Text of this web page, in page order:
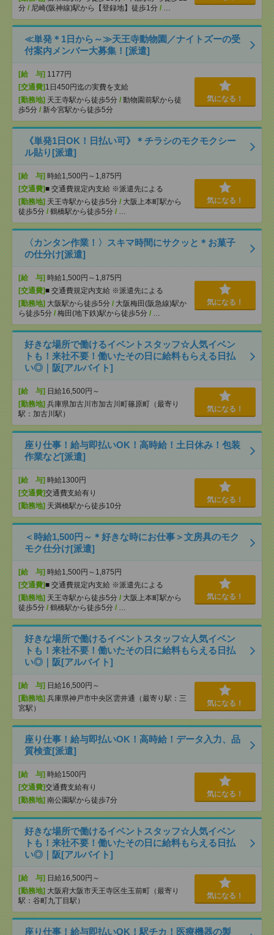
分 / 尼崎(阪神線)駅から【登録地】徒歩1分 / …
≪単発＊1日から～≫天王寺動物園／ナイトズーの受
付案内メンバー大募集！[派遣]
[給 与] 1177円
[交通費] 1日450円迄の実費を支給
[勤務地] 天王寺駅から徒歩5分 / 動物園前駅から徒
歩5分 / 新今宮駅から徒歩5分
気になる！
《単発1日OK！日払い可》＊チラシのモクモクシー
ル貼り[派遣]
[給 与] 時給1,500円～1,875円
[交通費]■ 交通費規定内支給 ※派遣先による
[勤務地] 天王寺駅から徒歩5分 / 大阪上本町駅から
徒歩5分 / 鶴橋駅から徒歩5分 / …
気になる！
〈カンタン作業！〉スキマ時間にサクッと＊お菓子
の仕分け[派遣]
[給 与] 時給1,500円～1,875円
[交通費]■ 交通費規定内支給 ※派遣先による
[勤務地] 大阪駅から徒歩5分 / 大阪梅田(阪急線)駅か
ら徒歩5分 / 梅田(地下鉄)駅から徒歩5分 / …
気になる！
好きな場所で働けるイベントスタッフ☆人気イベン
トも！来社不要！働いたその日に給料もらえる日払
い◎｜阪[アルバイト]
[給 与] 日給16,500円～
[勤務地] 兵庫県加古川市加古川町篠原町（最寄り
駅：加古川駅）
気になる！
座り仕事！給与即払いOK！高時給！土日休み！包装
作業など[派遣]
[給 与] 時給1300円
[交通費]交通費支給有り
[勤務地] 天満橋駅から徒歩10分
気になる！
＜時給1,500円～＊好きな時にお仕事＞文房具のモク
モク仕分け[派遣]
[給 与] 時給1,500円～1,875円
[交通費]■ 交通費規定内支給 ※派遣先による
[勤務地] 天王寺駅から徒歩5分 / 大阪上本町駅から
徒歩5分 / 鶴橋駅から徒歩5分 / …
気になる！
好きな場所で働けるイベントスタッフ☆人気イベン
トも！来社不要！働いたその日に給料もらえる日払
い◎｜阪[アルバイト]
[給 与] 日給16,500円～
[勤務地] 兵庫県神戸市中央区雲井通（最寄り駅：三
宮駅）
気になる！
座り仕事！給与即払いOK！高時給！データ入力、品
質検査[派遣]
[給 与] 時給1500円
[交通費]交通費支給有り
[勤務地] 南公園駅から徒歩7分
気になる！
好きな場所で働けるイベントスタッフ☆人気イベン
トも！来社不要！働いたその日に給料もらえる日払
い◎｜阪[アルバイト]
[給 与] 日給16,500円～
[勤務地] 大阪府大阪市天王寺区生玉前町（最寄り
駅：谷町九丁目駅）
気になる！
座り仕事！給与即払いOK！駅チカ！医療機器の製